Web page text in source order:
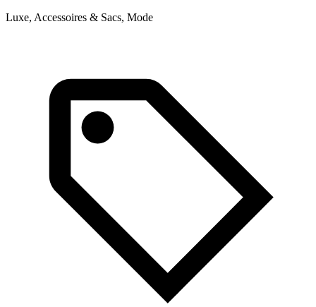
Luxe, Accessoires & Sacs, Mode